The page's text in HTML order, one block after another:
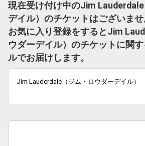
現在受け付け中のJim
デイル）のチケットはございませ
お気に入り登録をするとJim
ウダーデイル）のチケットに関
ルでお届けします。
Jim Lauderdale（ジム・ロウダーデイル）